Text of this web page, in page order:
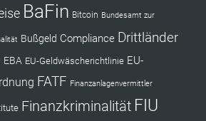
BaFin Bitcoin Bundesamt zur
Bußgeld Compliance Drittländer
EBA EU-Geldwäscherichtlinie EU-
FATF Finanzanlagenvermittler
Finanzkriminalität FIU